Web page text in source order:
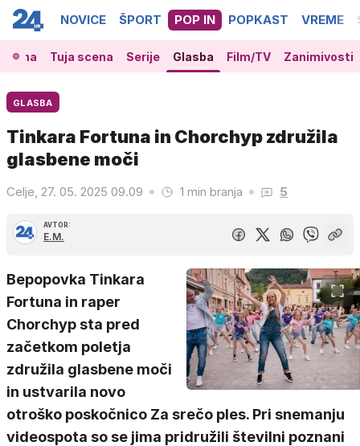
NOVICE ŠPORT POP IN POPKAST VREME
Tuja scena Serije Glasba Film/TV Zanimivosti
GLASBA
Tinkara Fortuna in Chorchyp združila
glasbene moči
Celje, 27. 05. 2025 09.09 1 min branja 5
AVTOR:
E.M.
Bepopovka Tinkara
Fortuna in raper
Chorchyp sta pred
začetkom poletja
združila glasbene moči
in ustvarila novo
otroško poskočnico Za srečo ples. Pri snemanju
videospota so se jima pridružili številni poznani